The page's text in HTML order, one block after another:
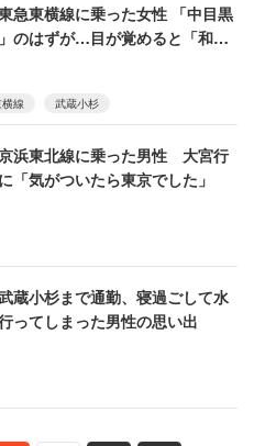
急東横線に乗った女性 「中目黒
のはずが…目が覚めると「和光
線 武蔵小杉
浜東北線に乗った男性 大宮行
「気がついたら東京でした」
蔵小杉まで通勤、寝過ごして水
ってしまった男性の思い出